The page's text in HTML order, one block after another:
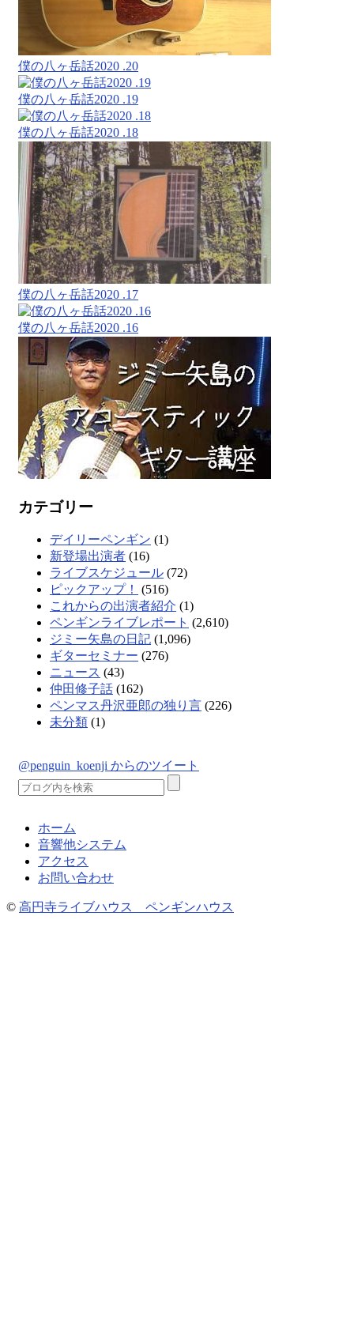
僕の八ヶ岳話2020 .20
僕の八ヶ岳話2020 .19
僕の八ヶ岳話2020 .18
僕の八ヶ岳話2020 .17
僕の八ヶ岳話2020 .16
カテゴリー
デイリーペンギン (1)
新登場出演者 (16)
ライブスケジュール (72)
ピックアップ！
(516)
これからの出演者紹介 (1)
ペンギンライブレポート (2,610)
ジミー矢島の日記 (1,096)
ギターセミナー (276)
ニュース (43)
仲田修子話 (162)
ペンマス丹沢亜郎の独り言 (226)
未分類 (1)
@penguin_koenji からのツイート
ホーム
音響他システム
アクセス
お問い合わせ
© 高円寺ライブハウス ペンギンハウス